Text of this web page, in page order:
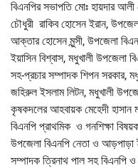
বিএনপির সভাপতি মোঃ হায়দার
চৌধুরী রাকিব হোসেন ইরান,
আক্তার হোসেন মুন্সী, উপজেলা
ইয়াসিন বিশ্বাস, মধুখালী উপজেলা
সহ-প্রচার সম্পাদক শিপন সরকার,
জহিরুল ইসলাম লিটন, মধুখালী
কৃষকদলের আহবায়ক মেহেদী হাসান
বিএনপি প্রাথমিক ও গনশিক্ষা
উপজেলা বিএনপি নেতা ও আড়পাড়া
সম্পাদক ত্রিনাথ পাল সহ বিএনপি